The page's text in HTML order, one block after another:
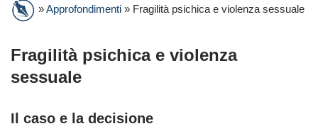
»Approfondimenti » Fragilità psichica e violenza sessuale
Fragilità psichica e violenza
sessuale
Il caso e la decisione